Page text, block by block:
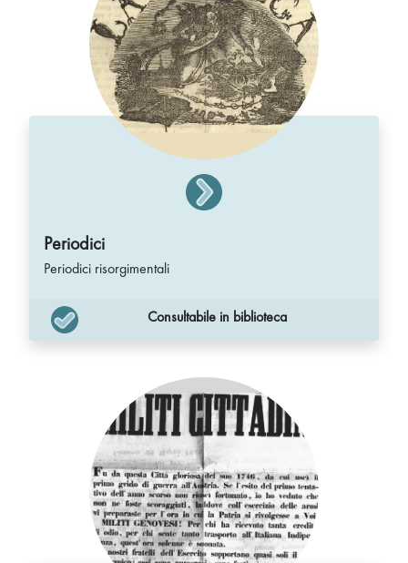
Periodici
Periodici risorgimentali
Consultabile in biblioteca